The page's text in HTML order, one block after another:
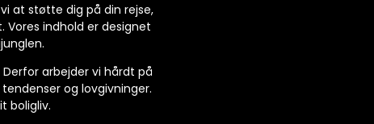
at støtte dig på din rejse,
indhold er designet
arbejder vi hårdt på
og lovgivninger.
boligliv.